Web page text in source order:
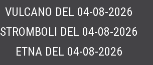
VULCANO DEL 04-08-2026
STROMBOLI DEL 04-08-2026
ETNA DEL 04-08-2026